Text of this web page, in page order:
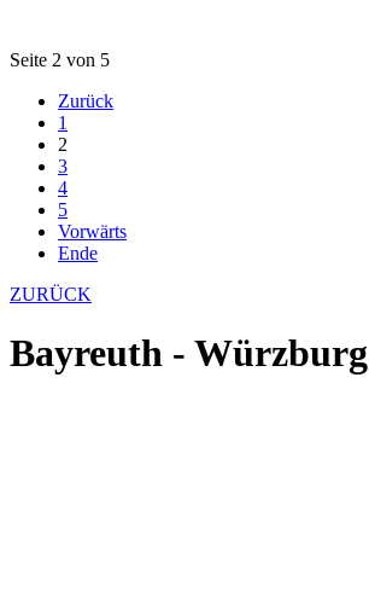
Seite 2 von 5
Zurück
1
2
3
4
5
Vorwärts
Ende
ZURÜCK
Bayreuth - Würzburg